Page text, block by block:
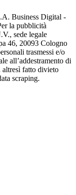
Business Digital -
la pubblicità
sede legale
46, 20093 Cologno
trasmessi e/o
all’addestramento di
altresì fatto divieto
scraping.